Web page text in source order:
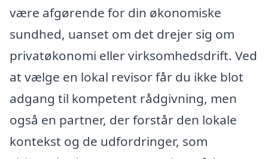
være afgørende for din økonomiske
sundhed, uanset om det drejer sig om
privatøkonomi eller virksomhedsdrift. Ved
at vælge en lokal revisor får du ikke blot
adgang til kompetent rådgivning, men
også en partner, der forstår den lokale
kontekst og de udfordringer, som